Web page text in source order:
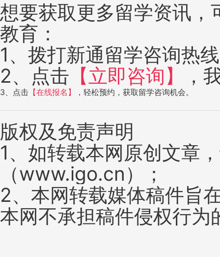
想要获取更多留学资讯
教育：
1、拨打新通留学咨询热
2、点击 【立即咨询】 ，
3、点击 【在线报名】 ，轻松预约，获取留学咨询机会。
版权及免责声明
1、如转载本网原创文章
（www.igo.cn）；
2、本网转载媒体稿件旨
本网不承担稿件侵权行为